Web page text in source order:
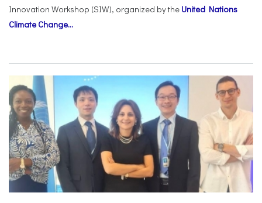
Innovation Workshop (SIW), organized by the United Nations
Climate Change...